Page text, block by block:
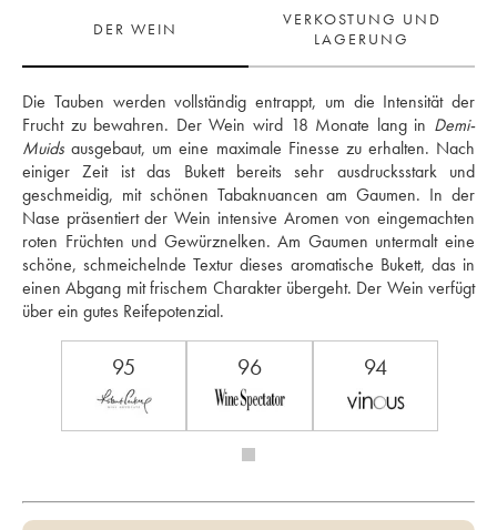
DER WEIN
VERKOSTUNG UND
LAGERUNG
Die Tauben werden vollständig entrappt, um die Intensität der
Frucht zu bewahren. Der Wein wird 18 Monate lang in Demi-
Muids ausgebaut, um eine maximale Finesse zu erhalten. Nach
einiger Zeit ist das Bukett bereits sehr ausdrucksstark und
geschmeidig, mit schönen Tabaknuancen am Gaumen. In der
Nase präsentiert der Wein intensive Aromen von eingemachten
roten Früchten und Gewürznelken. Am Gaumen untermalt eine
schöne, schmeichelnde Textur dieses aromatische Bukett, das in
einen Abgang mit frischem Charakter übergeht. Der Wein verfügt
95 96 94